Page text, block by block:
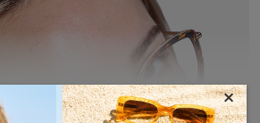
MOSTRAR MÁS
×